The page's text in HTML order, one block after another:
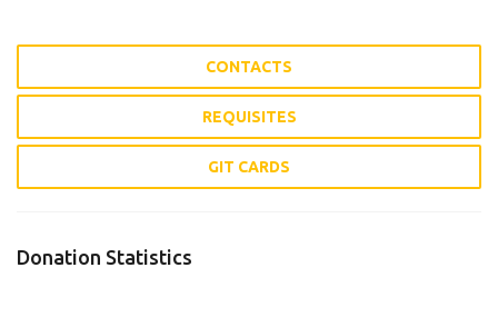
CONTACTS
REQUISITES
GIT CARDS
Donation Statistics